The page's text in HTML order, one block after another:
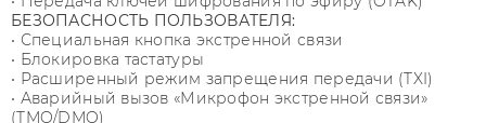
БЕЗОПАСНОСТЬ ПОЛЬЗОВАТЕЛЯ:
• Специальная кнопка экстренной связи
• Блокировка тастатуры
• Расширенный режим запрещения передачи (TXI)
• Аварийный вызов «Микрофон экстренной связи»
(TMO/DMO)